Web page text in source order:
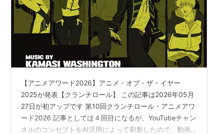
無料 配信1週間後から視聴可能、広告付き
有料（月額7ドル） 同日配信、高画質
関連
アニメを日本での放送とほぼ同時配信することで違法ダ
ウンロードが7割減少したクランチロールのビジネスモ
デル - GIGAZINE
クランチロールは海外アニメビジネスを変えるか（1）
テレ東との提携の衝撃 | アニメ！アニメ！
【アニメアワード2026】アニメ・オブ・ザ・イヤー
2025が発表【クランチロール】 この記事は2026年05月
27日が初アップです 第10回クランチロール・アニメアワ
ード2026 記事としては４回目になるが、YouTubeチャン
ネルのコンセプトをAI活用によって刷新したので、動画